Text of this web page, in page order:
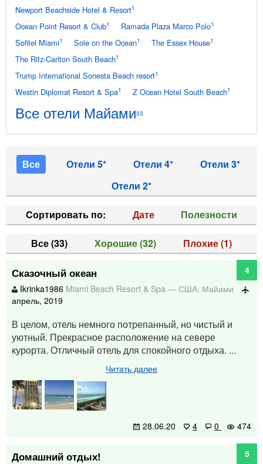
Newport Beachside Hotel & Resort1
Ocean Point Resort & Club1 Ramada Plaza Marco Polo1
Sofitel Miami1 Sole on the Ocean1 The Essex House1
The Ritz-Carlton South Beach1
Trump International Sonesta Beach resort1
Westin Diplomat Resort & Spa1 Z Ocean Hotel South Beach1
Все отели Майами33
Все Отели 5* Отели 4*
Отели 3*
Отели 2*
Cортировать по: Дате Полезности
Все(33) Хорошие(32) Плохие(1)
Сказочный океан
4
Ikrinka1986 Miami Beach Resort & Spa — США, Майами
апрель, 2019
В целом, отель немного потрепанный, но чистый и
уютный. Прекрасное расположение на севере
курорта. Отличный отель для спокойного отдыха. ...
Читать далее
28.06.20 4 0 474
Домашний отдых!
5